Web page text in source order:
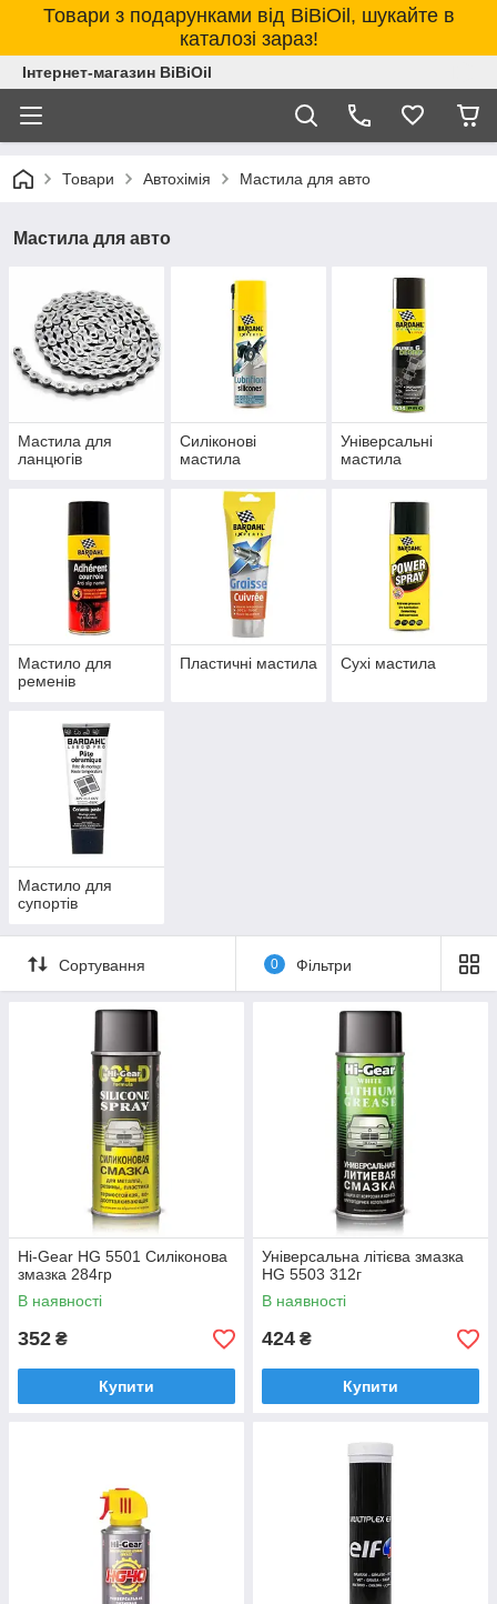
Товари з подарунками від BiBiOil, шукайте в
каталозі зараз!
Інтернет-магазин BiBiOil
Товари Автохімія Мастила для авто
Мастила для авто
Мастила для
ланцюгів
Силіконові
мастила
Універсальні
мастила
Мастило для
ременів
Пластичні мастила Сухі мастила
Мастило для
супортів
Сортування 0 Фільтри
Hi-Gear HG 5501 Силіконова
змазка 284гр
В наявності
352 ₴
Купити
Універсальна літієва змазка
HG 5503 312г
В наявності
424 ₴
Купити